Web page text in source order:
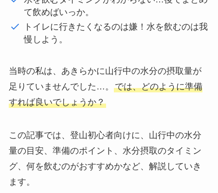
て飲めばいっか。
トイレに行きたくなるのは嫌！水を飲むのは我
慢しよう。
当時の私は、あきらかに山行中の水分の摂取量が
足りていませんでした…。 では、どのように準備
すれば良いでしょうか？
この記事では、登山初心者向けに、山行中の水分
量の目安、準備のポイント、水分摂取のタイミン
グ、何を飲むのがおすすめかなど、解説していき
ます。